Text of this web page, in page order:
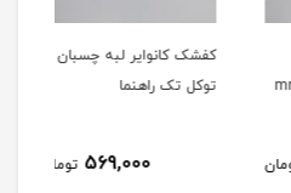
کفشک کانوایر لبه چسبان
توکل تک راهنما
569,000 تومان